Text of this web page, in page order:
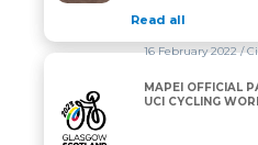
Read all
MAPEI OFFICIAL
16 February 2022/
MAPEI OFFICIAL
UCI CYCLING